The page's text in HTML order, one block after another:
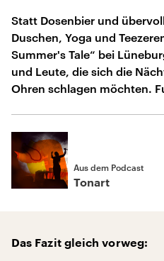
Statt Dosenbier und
Duschen, Yoga und
Summer's Tale“ bei
und Leute, die sich die
Ohren schlagen möchten.
Aus dem Podcast
Tonart
Das Fazit gleich vorweg: